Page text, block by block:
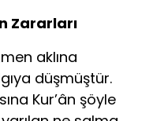
Zararları
aklına
düşmüştür.
Kur’ân şöyle